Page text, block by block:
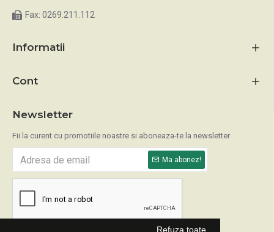
Refuza toate
Fax: 0269.211.112
Informatii
Cont
Newsletter
Fii la curent cu promotiile noastre si aboneaza-te la newsletter
Ma abonez!